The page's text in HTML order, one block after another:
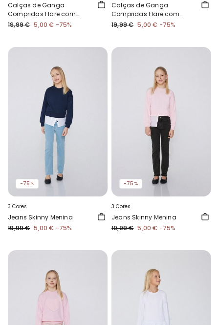
Calças de Ganga
Compridas Flare com
Fecho e Botão
19,99 € 5,00 € -75%
Calças de Ganga
Compridas Flare com
Fecho e Botão
19,99 € 5,00 € -75%
-75%
3 Cores
Jeans Skinny Menina
19,99 € 5,00 € -75%
-75%
3 Cores
Jeans Skinny Menina
19,99 € 5,00 € -75%